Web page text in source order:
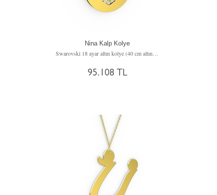
Nina Kalp Kolye
95.108 TL